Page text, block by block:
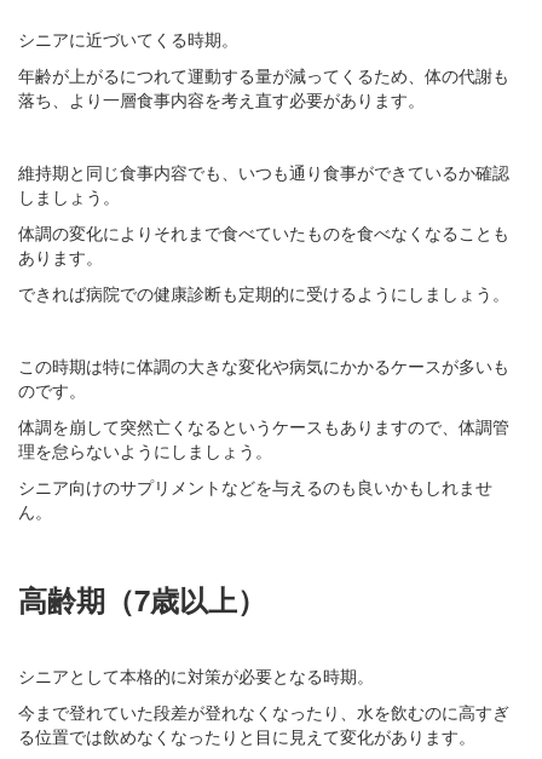
シニアに近づいてくる時期。
年齢が上がるにつれて運動する量が減ってくるため、体の代謝も
落ち、より一層食事内容を考え直す必要があります。
維持期と同じ食事内容でも、いつも通り食事ができているか確認
しましょう。
体調の変化によりそれまで食べていたものを食べなくなることも
あります。
できれば病院での健康診断も定期的に受けるようにしましょう。
この時期は特に体調の大きな変化や病気にかかるケースが多いも
のです。
体調を崩して突然亡くなるというケースもありますので、体調管
理を怠らないようにしましょう。
シニア向けのサプリメントなどを与えるのも良いかもしれませ
ん。
高齢期（7歳以上）
シニアとして本格的に対策が必要となる時期。
今まで登れていた段差が登れなくなったり、水を飲むのに高すぎ
る位置では飲めなくなったりと目に見えて変化があります。